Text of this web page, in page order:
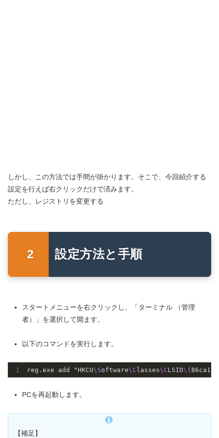
しかし、この方法では手間が掛かります。そこで、今回紹介する
設定を行えば右クリックだけで済みます。
ただし、レジストリを変更する
設定方法と手順
スタートメニューを右クリックし、「ターミナル （管理
者）」を選択して開ます。
以下のコマンドを実行します。
reg.exe add "HKCU\Software\Classes\CLSID\{
PCを再起動します。
【補足】